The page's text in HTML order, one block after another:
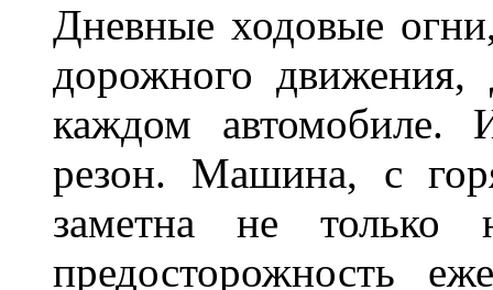
Дневные ходовые
дорожного
каждом автомобиле.
резон. Машина, с
заметна не
предосторожность